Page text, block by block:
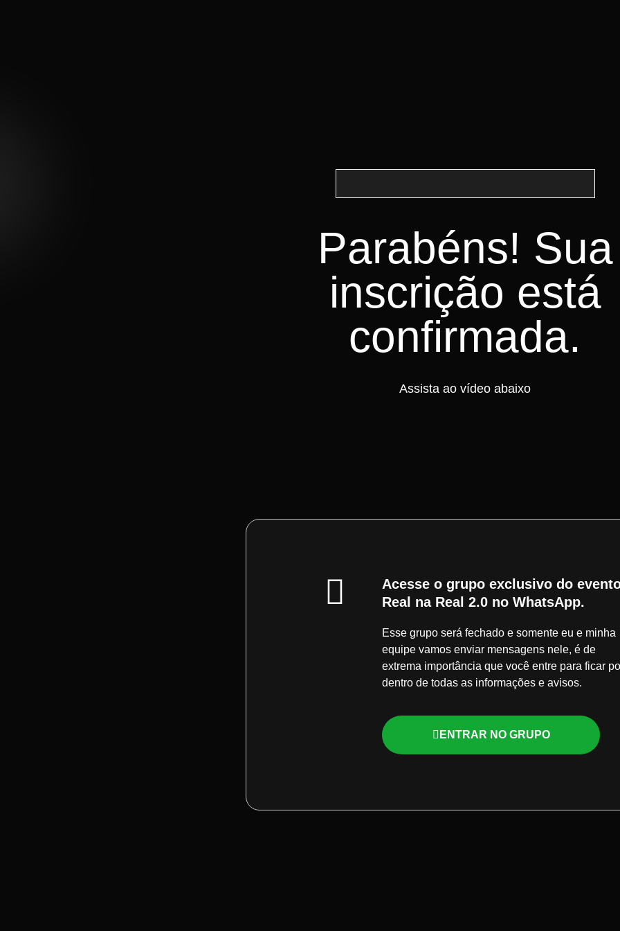
Parabéns! Sua
inscrição está
confirmada.
Assista ao vídeo abaixo
Acesse o grupo exclusivo do
Real na Real 2.0 no WhatsApp.
Esse grupo será fechado e somente eu e minha
equipe vamos enviar mensagens nele, é de
extrema importância que você entre para ficar
dentro de todas as informações e avisos.
ENTRAR NO GRUPO